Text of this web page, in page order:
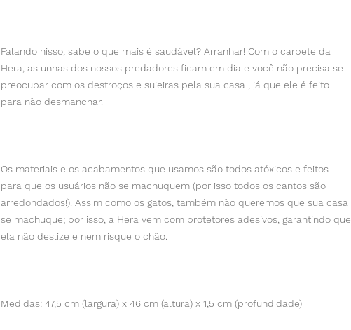
Falando nisso, sabe o que mais é saudável? Arranhar! Com o carpete da
Hera, as unhas dos nossos predadores ficam em dia e você não precisa se
preocupar com os destroços e sujeiras pela sua casa , já que ele é feito
para não desmanchar.
Os materiais e os acabamentos que usamos são todos atóxicos e feitos
para que os usuários não se machuquem (por isso todos os cantos são
arredondados!). Assim como os gatos, também não queremos que sua casa
se machuque; por isso, a Hera vem com protetores adesivos, garantindo que
ela não deslize e nem risque o chão.
Medidas: 47,5 cm (largura) x 46 cm (altura) x 1,5 cm (profundidade)